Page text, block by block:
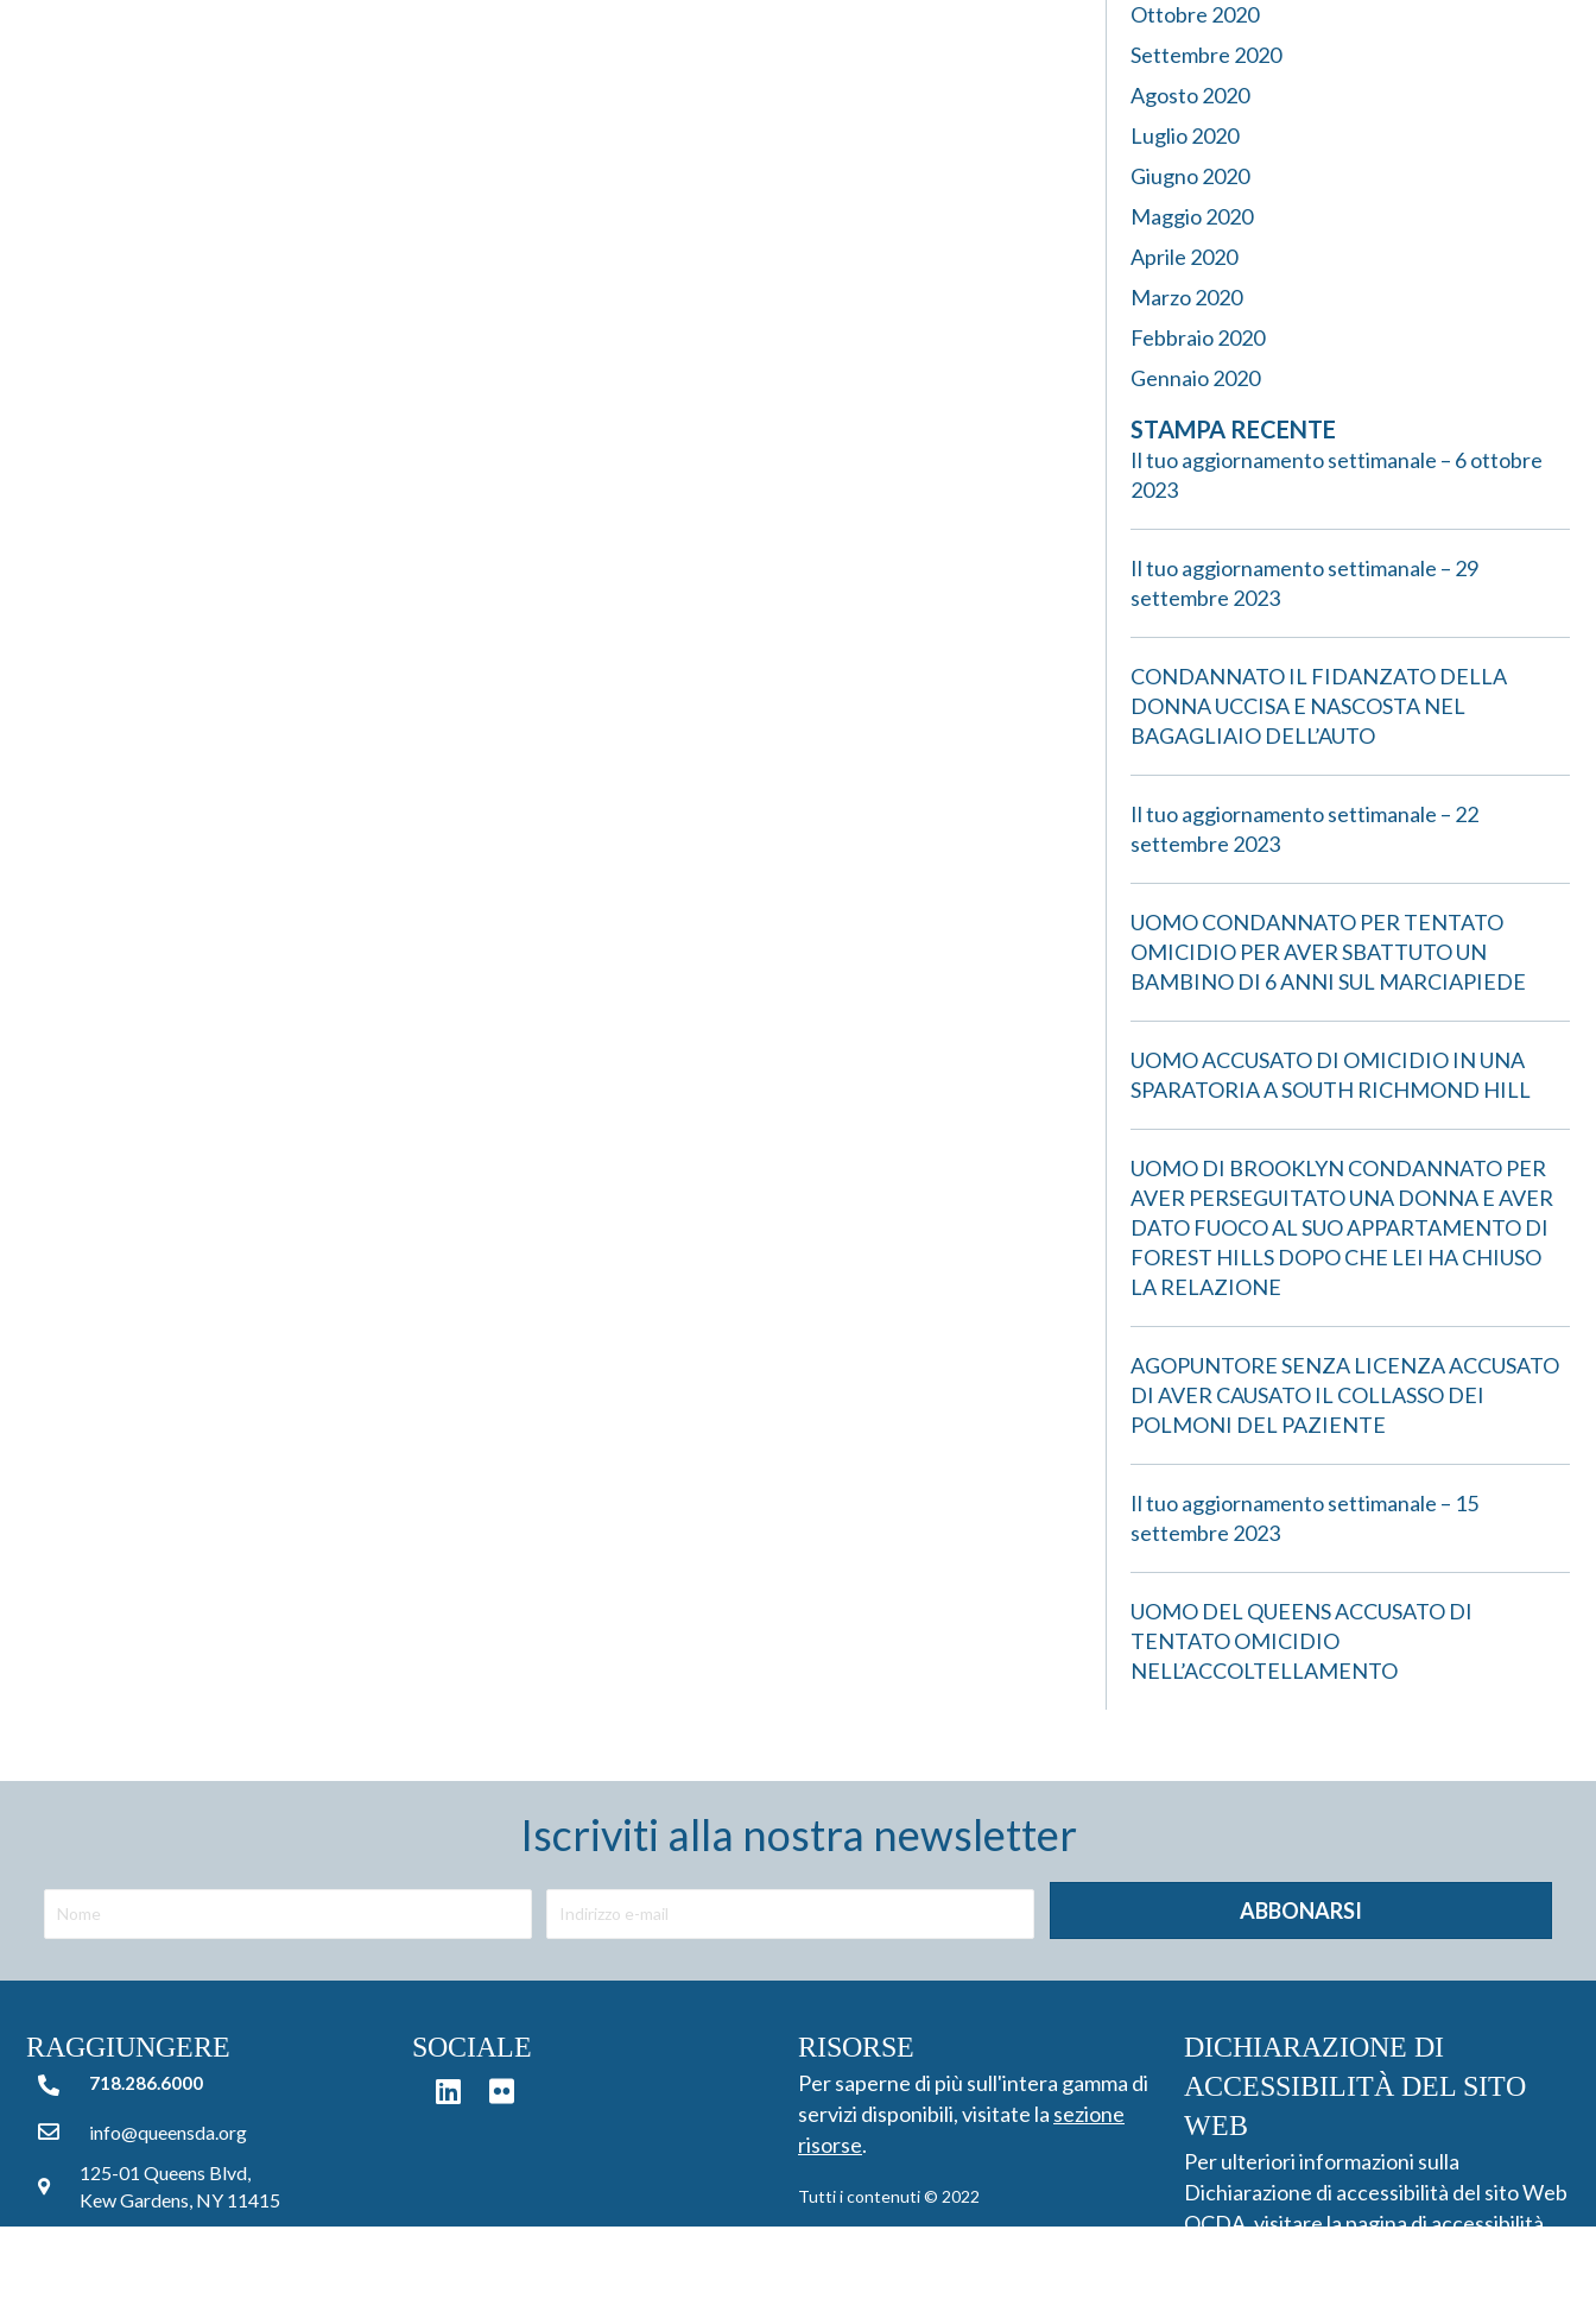
Ottobre 2020
Settembre 2020
Agosto 2020
Luglio 2020
Giugno 2020
Maggio 2020
Aprile 2020
Marzo 2020
Febbraio 2020
Gennaio 2020
STAMPA RECENTE
Il tuo aggiornamento settimanale – 6 ottobre
2023
Il tuo aggiornamento settimanale – 29
settembre 2023
CONDANNATO IL FIDANZATO DELLA
DONNA UCCISA E NASCOSTA NEL
BAGAGLIAIO DELL’AUTO
Il tuo aggiornamento settimanale – 22
settembre 2023
UOMO CONDANNATO PER TENTATO
OMICIDIO PER AVER SBATTUTO UN
BAMBINO DI 6 ANNI SUL MARCIAPIEDE
UOMO ACCUSATO DI OMICIDIO IN UNA
SPARATORIA A SOUTH RICHMOND HILL
UOMO DI BROOKLYN CONDANNATO PER
AVER PERSEGUITATO UNA DONNA E AVER
DATO FUOCO AL SUO APPARTAMENTO DI
FOREST HILLS DOPO CHE LEI HA CHIUSO
LA RELAZIONE
AGOPUNTORE SENZA LICENZA ACCUSATO
DI AVER CAUSATO IL COLLASSO DEI
POLMONI DEL PAZIENTE
Il tuo aggiornamento settimanale – 15
settembre 2023
UOMO DEL QUEENS ACCUSATO DI
TENTATO OMICIDIO
NELL’ACCOLTELLAMENTO
Iscriviti alla nostra newsletter
ABBONARSI
RAGGIUNGERE
718.286.6000
718.286.6000
info@queensda.org
125-01 Queens Blvd,
Kew Gardens, NY 11415
SOCIALE RISORSE
Per saperne di più sull'intera gamma di
servizi disponibili, visitate la sezione
risorse.
Tutti i contenuti © 2022
DICHIARAZIONE DI
ACCESSIBILITÀ DEL SITO
WEB
Per ulteriori informazioni sulla
Dichiarazione di accessibilità del sito Web
QCDA, visitare lapagina di accessibilità.